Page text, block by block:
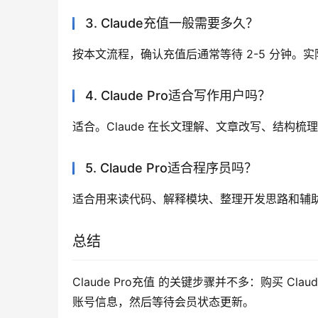
3. Claude充值一般需要多久？
按本文流程，确认充值后通常等待 2-5 分钟。
4. Claude Pro适合写作用户吗？
适合。Claude 在长文理解、文章改写、结构梳
5. Claude Pro适合程序员吗？
适合用来读代码、解释模块、整理开发思路和
总结
Claude Pro充值 的关键步骤并不多：购买
账号信息，然后等待会员状态更新。